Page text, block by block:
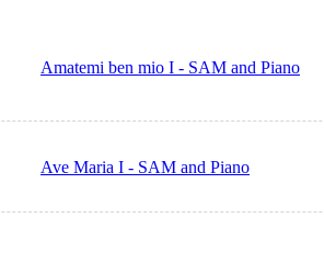
Amatemi ben mio I - SAM and Piano
Ave Maria I - SAM and Piano